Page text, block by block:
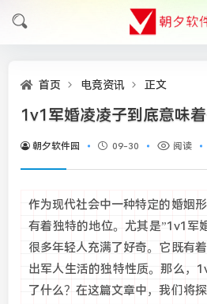
首页 电竞资讯 正文
1v1军婚凌凌子到底意味着
朝夕软件园 09-30 阅读
作为现代社会中一种特定的婚姻
有着独特的地位。尤其是”1v1军
很多年轻人充满了好奇。它既有
出军人生活的独特性质。那么，
了什么？在这篇文章中，我们将